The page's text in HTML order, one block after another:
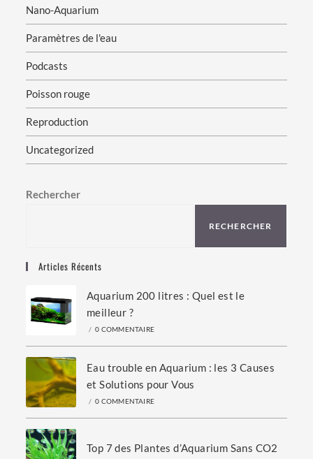
Nano-Aquarium
Paramètres de l'eau
Podcasts
Poisson rouge
Reproduction
Uncategorized
Rechercher
RECHERCHER
Articles Récents
Aquarium 200 litres : Quel est le
meilleur ?
/ 0 COMMENTAIRE
Eau trouble en Aquarium : les 3 Causes
et Solutions pour Vous
/ 0 COMMENTAIRE
Top 7 des Plantes d’Aquarium Sans CO2